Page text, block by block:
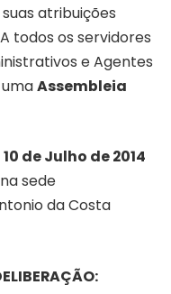
atribuições
todos os servidores
e Agentes
Assembleia
de Julho de 2014
sede
da Costa